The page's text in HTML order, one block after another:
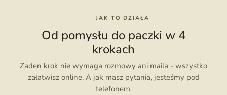
JAK TO DZIAŁA
Od pomysłu do paczki w 4
krokach
Żaden krok nie wymaga rozmowy ani maila - wszystko
załatwisz online. A jak masz pytania, jesteśmy pod
telefonem.